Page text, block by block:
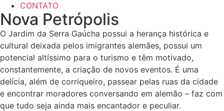
CONTATO
Nova Petrópolis
O Jardim da Serra Gaúcha possui a herança histórica e
cultural deixada pelos imigrantes alemães, possui um
potencial altíssimo para o turismo e têm motivado,
constantemente, a criação de novos eventos. É uma
delícia, além de corriqueiro, passear pelas ruas da cidade
e encontrar moradores conversando em alemão – faz com
que tudo seja ainda mais encantador e peculiar.